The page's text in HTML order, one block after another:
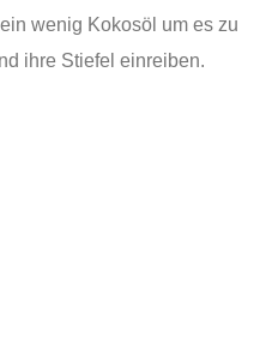
wenig Kokosöl um es zu
ihre Stiefel einreiben.